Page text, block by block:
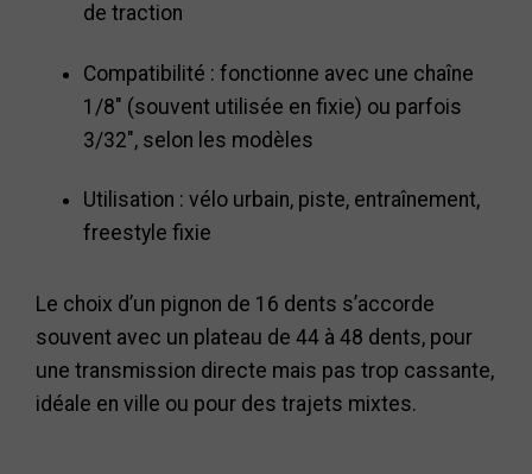
de traction
Compatibilité : fonctionne avec une chaîne
1/8" (souvent utilisée en fixie) ou parfois
3/32", selon les modèles
Utilisation : vélo urbain, piste, entraînement,
freestyle fixie
Le choix d’un pignon de 16 dents s’accorde
souvent avec un plateau de 44 à 48 dents, pour
une transmission directe mais pas trop cassante,
idéale en ville ou pour des trajets mixtes.